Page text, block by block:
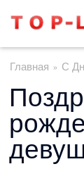
Главная » С